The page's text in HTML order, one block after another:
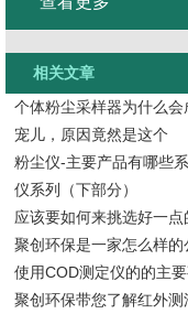
相关文章
个体粉尘采样器为什么
宠儿，原因竟然是这个
粉尘仪-主要产品有哪些
仪系列（下部分）
应该要如何来挑选好一
聚创环保是一家怎么样的
使用COD测定仪的的主
聚创环保带您了解红外